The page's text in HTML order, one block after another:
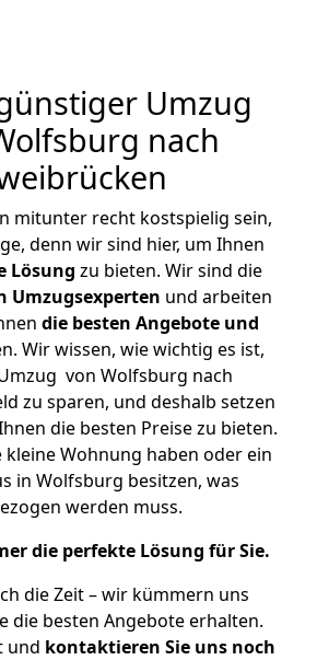
Umzug
nach
mitunter recht kostspielig sein,
denn wir sind hier, um Ihnen
Lösung zu bieten. Wir sind die
Umzugsexperten und arbeiten
die besten Angebote und
Wir wissen, wie wichtig es ist,
von Wolfsburg nach
zu sparen, und deshalb setzen
die besten Preise zu bieten.
kleine Wohnung haben oder ein
in Wolfsburg besitzen, was
werden muss.
die perfekte Lösung für Sie.
die Zeit – wir kümmern uns
die besten Angebote erhalten.
und kontaktieren Sie uns noch